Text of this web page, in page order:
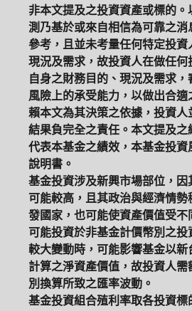
非本文提及之投資資產或標的
測乃基於或來自相信為可靠之消
參考，且並未考量任何特定投資
現況及需求，故投資人在做任何
自身之財務目的、現況及需求
風險上的承受能力，以做出合
賴本文為其決策之依據，投資人
結果負完全之責任。本文提及之
代表本基金之績效，本基金投資
說明書。
基金投資涉及新興市場部位，因
可能較高，且其政治與經濟情勢
發國家，也可能使資產價值受不
可能投資於非基金計價幣別之投
較大變動時，可能影響基金以新
計算之淨資產價值，故投資人
別換算所致之匯率波動。
基金投資組合殖利率取各投資標